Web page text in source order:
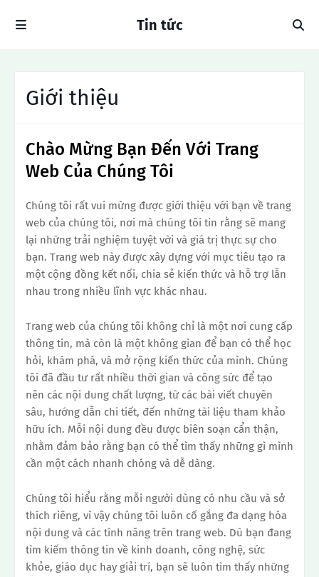
Tin tức
Giới thiệu
Chào Mừng Bạn Đến Với Trang
Web Của Chúng Tôi
Chúng tôi rất vui mừng được giới thiệu với bạn về trang
web của chúng tôi, nơi mà chúng tôi tin rằng sẽ mang
lại những trải nghiệm tuyệt vời và giá trị thực sự cho
bạn. Trang web này được xây dựng với mục tiêu tạo ra
một cộng đồng kết nối, chia sẻ kiến thức và hỗ trợ lẫn
nhau trong nhiều lĩnh vực khác nhau.
Trang web của chúng tôi không chỉ là một nơi cung cấp
thông tin, mà còn là một không gian để bạn có thể học
hỏi, khám phá, và mở rộng kiến thức của mình. Chúng
tôi đã đầu tư rất nhiều thời gian và công sức để tạo
nên các nội dung chất lượng, từ các bài viết chuyên
sâu, hướng dẫn chi tiết, đến những tài liệu tham khảo
hữu ích. Mỗi nội dung đều được biên soạn cẩn thận,
nhằm đảm bảo rằng bạn có thể tìm thấy những gì mình
cần một cách nhanh chóng và dễ dàng.
Chúng tôi hiểu rằng mỗi người dùng có nhu cầu và sở
thích riêng, vì vậy chúng tôi luôn cố gắng đa dạng hóa
nội dung và các tính năng trên trang web. Dù bạn đang
tìm kiếm thông tin về kinh doanh, công nghệ, sức
khỏe, giáo dục hay giải trí, bạn sẽ luôn tìm thấy những